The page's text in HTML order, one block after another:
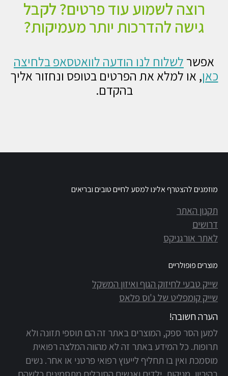
רוצה לשמוע עוד פרטים? לקבל
גישה להדרכות יותר מעמיקות?
אפשר לשלוח לנו הודעה לוואטסאפ בלחיצה
כאן, או למלא את הפרטים בטופס ונחזור אליך
בהקדם.
מוזמנים להצטרף אלינו למסע לחיים טובים ובריאים
תקנון האתר
דרושים
לאתר אורגניקס
מוצרים פופולריים
שייק טבעי לחיזוק הגוף ואיזון המשקל
שייק קומפליט של ג'וס פלאס
הערה חשובה!
למען הסר ספק, המוצרים באתר זה הם תוספי תזונה ולא
תרופות. כל המידע באתר זה לא מהווה המלצה רפואית
מוסמכת ואין בו תחליף לייעוץ רפואי פרטני או אחר. נשים